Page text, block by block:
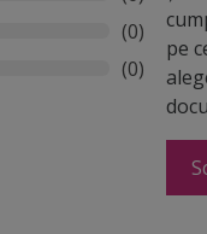
(0)
(0)
pe